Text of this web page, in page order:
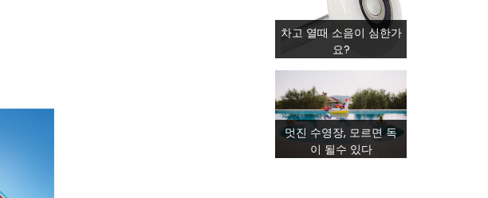
차고 열때 소음이 심한가
요?
멋진 수영장, 모르면 독
이 될수 있다